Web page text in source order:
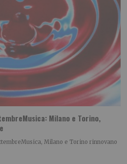
Milano e Torino,
Milano e Torino rinnovano